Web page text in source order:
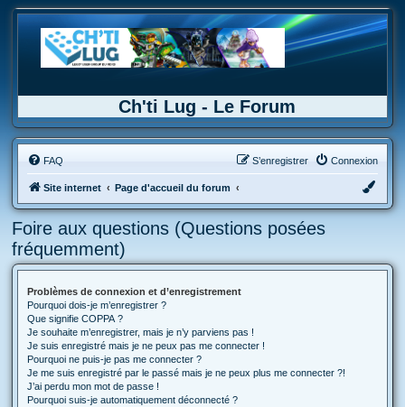
Ch'ti Lug - Le Forum
FAQ Connexion
S’enregistrer
Site internet Page d'accueil du forum
Foire aux questions (Questions posées
fréquemment)
Problèmes de connexion et d’enregistrement
Pourquoi dois-je m’enregistrer ?
Que signifie COPPA ?
Je souhaite m’enregistrer, mais je n’y parviens pas !
Je suis enregistré mais je ne peux pas me connecter !
Pourquoi ne puis-je pas me connecter ?
Je me suis enregistré par le passé mais je ne peux plus me connecter ?!
J’ai perdu mon mot de passe !
Pourquoi suis-je automatiquement déconnecté ?